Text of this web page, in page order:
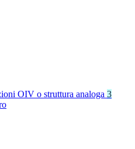
OIV o struttura analoga 3